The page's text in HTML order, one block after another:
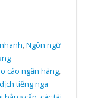
,Ngôn ngữ
cáo ngân hàng,
tiếng nga